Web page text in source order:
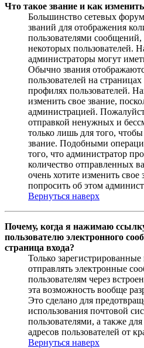
Что такое звание и как изменить
Большинство сетевых
званий для отображения
пользователями
некоторых пользователей.
администраторы могут
Обычно звания
пользователей на
профилях пользователей.
изменить свое звание,
администрацией.
отправкой ненужных и
только лишь для того,
звание. Подобными
того, что администратор
количество отправленных
очень хотите изменить
попросить об этом
Вернуться наверх
Почему, когда я нажимаю
пользователю электронного
страница входа?
Только зарегистрированные
отправлять электронные
пользователям через
эта возможность вообще
Это сделано для
использования почтовой
пользователями, а также
адресов пользователей от
Вернуться наверх